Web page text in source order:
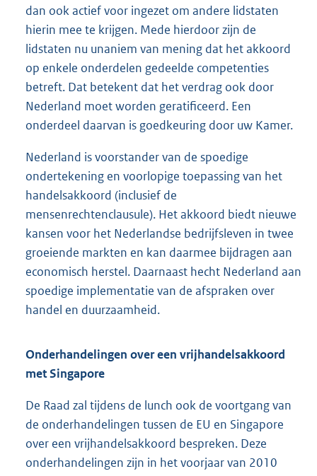
dan ook actief voor ingezet om andere lidstaten
hierin mee te krijgen. Mede hierdoor zijn de
lidstaten nu unaniem van mening dat het akkoord
op enkele onderdelen gedeelde competenties
betreft. Dat betekent dat het verdrag ook door
Nederland moet worden geratificeerd. Een
onderdeel daarvan is goedkeuring door uw Kamer.
Nederland is voorstander van de spoedige
ondertekening en voorlopige toepassing van het
handelsakkoord (inclusief de
mensenrechtenclausule). Het akkoord biedt nieuwe
kansen voor het Nederlandse bedrijfsleven in twee
groeiende markten en kan daarmee bijdragen aan
economisch herstel. Daarnaast hecht Nederland aan
spoedige implementatie van de afspraken over
handel en duurzaamheid.
Onderhandelingen over een vrijhandelsakkoord
met Singapore
De Raad zal tijdens de lunch ook de voortgang van
de onderhandelingen tussen de EU en Singapore
over een vrijhandelsakkoord bespreken. Deze
onderhandelingen zijn in het voorjaar van 2010